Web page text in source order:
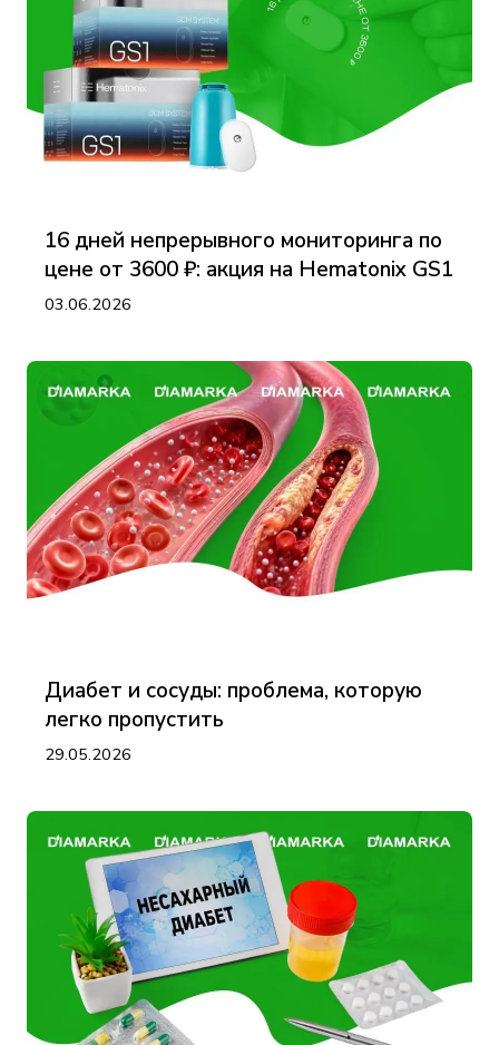
16 дней непрерывного мониторинга по
цене от 3600 ₽: акция на Hematonix GS1
03.06.2026
Диабет и сосуды: проблема, которую
легко пропустить
29.05.2026